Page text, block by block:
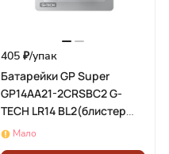
405 ₽/упак
Батарейки GP Super
GP14AA21-2CRSBC2 G-
TECH LR14 BL2(блистер
2шт)Мало